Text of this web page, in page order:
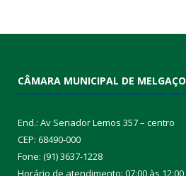
CÂMARA MUNICIPAL DE MELGAÇO
End.: Av Senador Lemos 357 – centro
CEP: 68490-000
Fone: (91) 3637-1228
Horário de atendimento: 07:00 às 12:00